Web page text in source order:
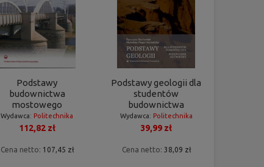
Podstawy
budownictwa
mostowego
Wydawca: Politechnika
Poznańska
112,82 zł
Cena netto: 107,45 zł
Podstawy geologii dla
studentów
budownictwa
Wydawca: Politechnika
Poznańska
39,99 zł
Cena netto: 38,09 zł